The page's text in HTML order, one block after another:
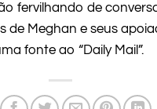
fervilhando de
de Meghan e seus
fonte ao “Daily Mail”.